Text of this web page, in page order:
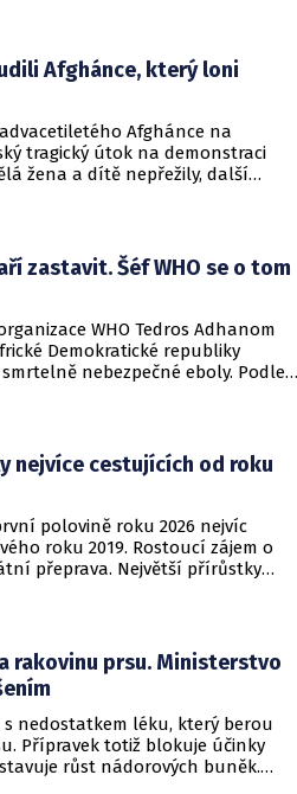
Afghánce, který loni
Afghánce na
tragický útok na demonstraci
žena a dítě nepřežily, další
zastavit. Šéf WHO se o tom
WHO Tedros Adhanom
Demokratické republiky
nebezpečné eboly. Podle
nejvíce cestujících od roku
polovině roku 2026 nejvíc
roku 2019. Rostoucí zájem o
přeprava. Největší přírůstky
rakovinu prsu. Ministerstvo
s nedostatkem léku, který berou
Přípravek totiž blokuje účinky
růst nádorových buněk.